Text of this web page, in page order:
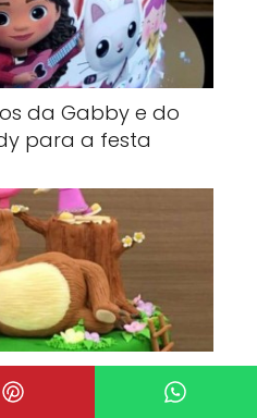
da Gabby e do
para a festa
e doces para a
e o Urso